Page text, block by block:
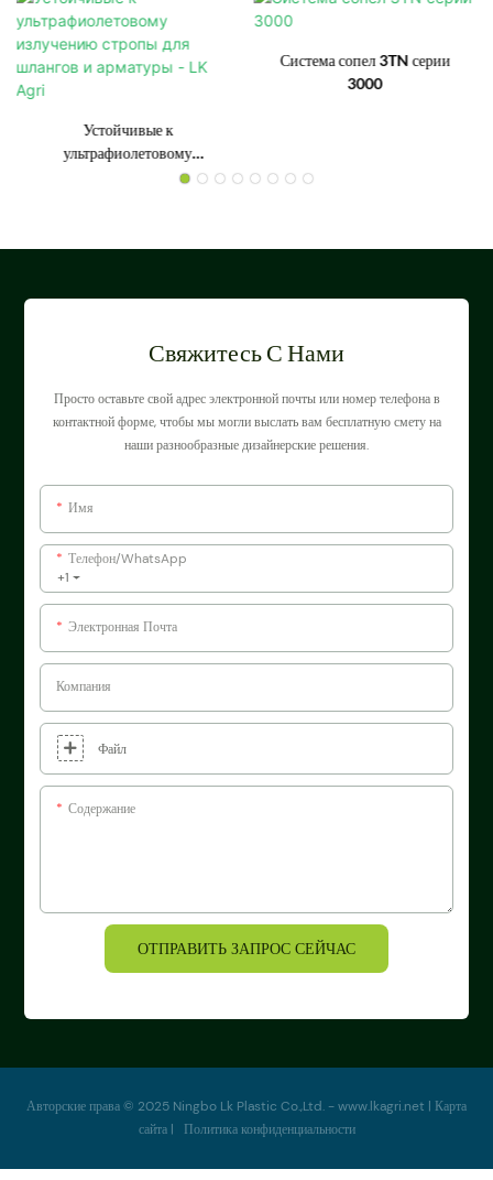
Устойчивые к
ультрафиолетовому
излучению стропы для
Система сопел 3TN серии
3000
Свяжитесь С Нами
Просто оставьте свой адрес электронной почты или номер телефона в
контактной форме, чтобы мы могли выслать вам бесплатную смету на
наши разнообразные дизайнерские решения.
Имя
+1
Телефон/WhatsApp
Электронная Почта
Компания
Файл
Содержание
ОТПРАВИТЬ ЗАПРОС СЕЙЧАС
Авторские права © 2025 Ningbo Lk Plastic Co.,Ltd. -www.lkagri.net | Карта
сайта | Политикаконфиденциальности